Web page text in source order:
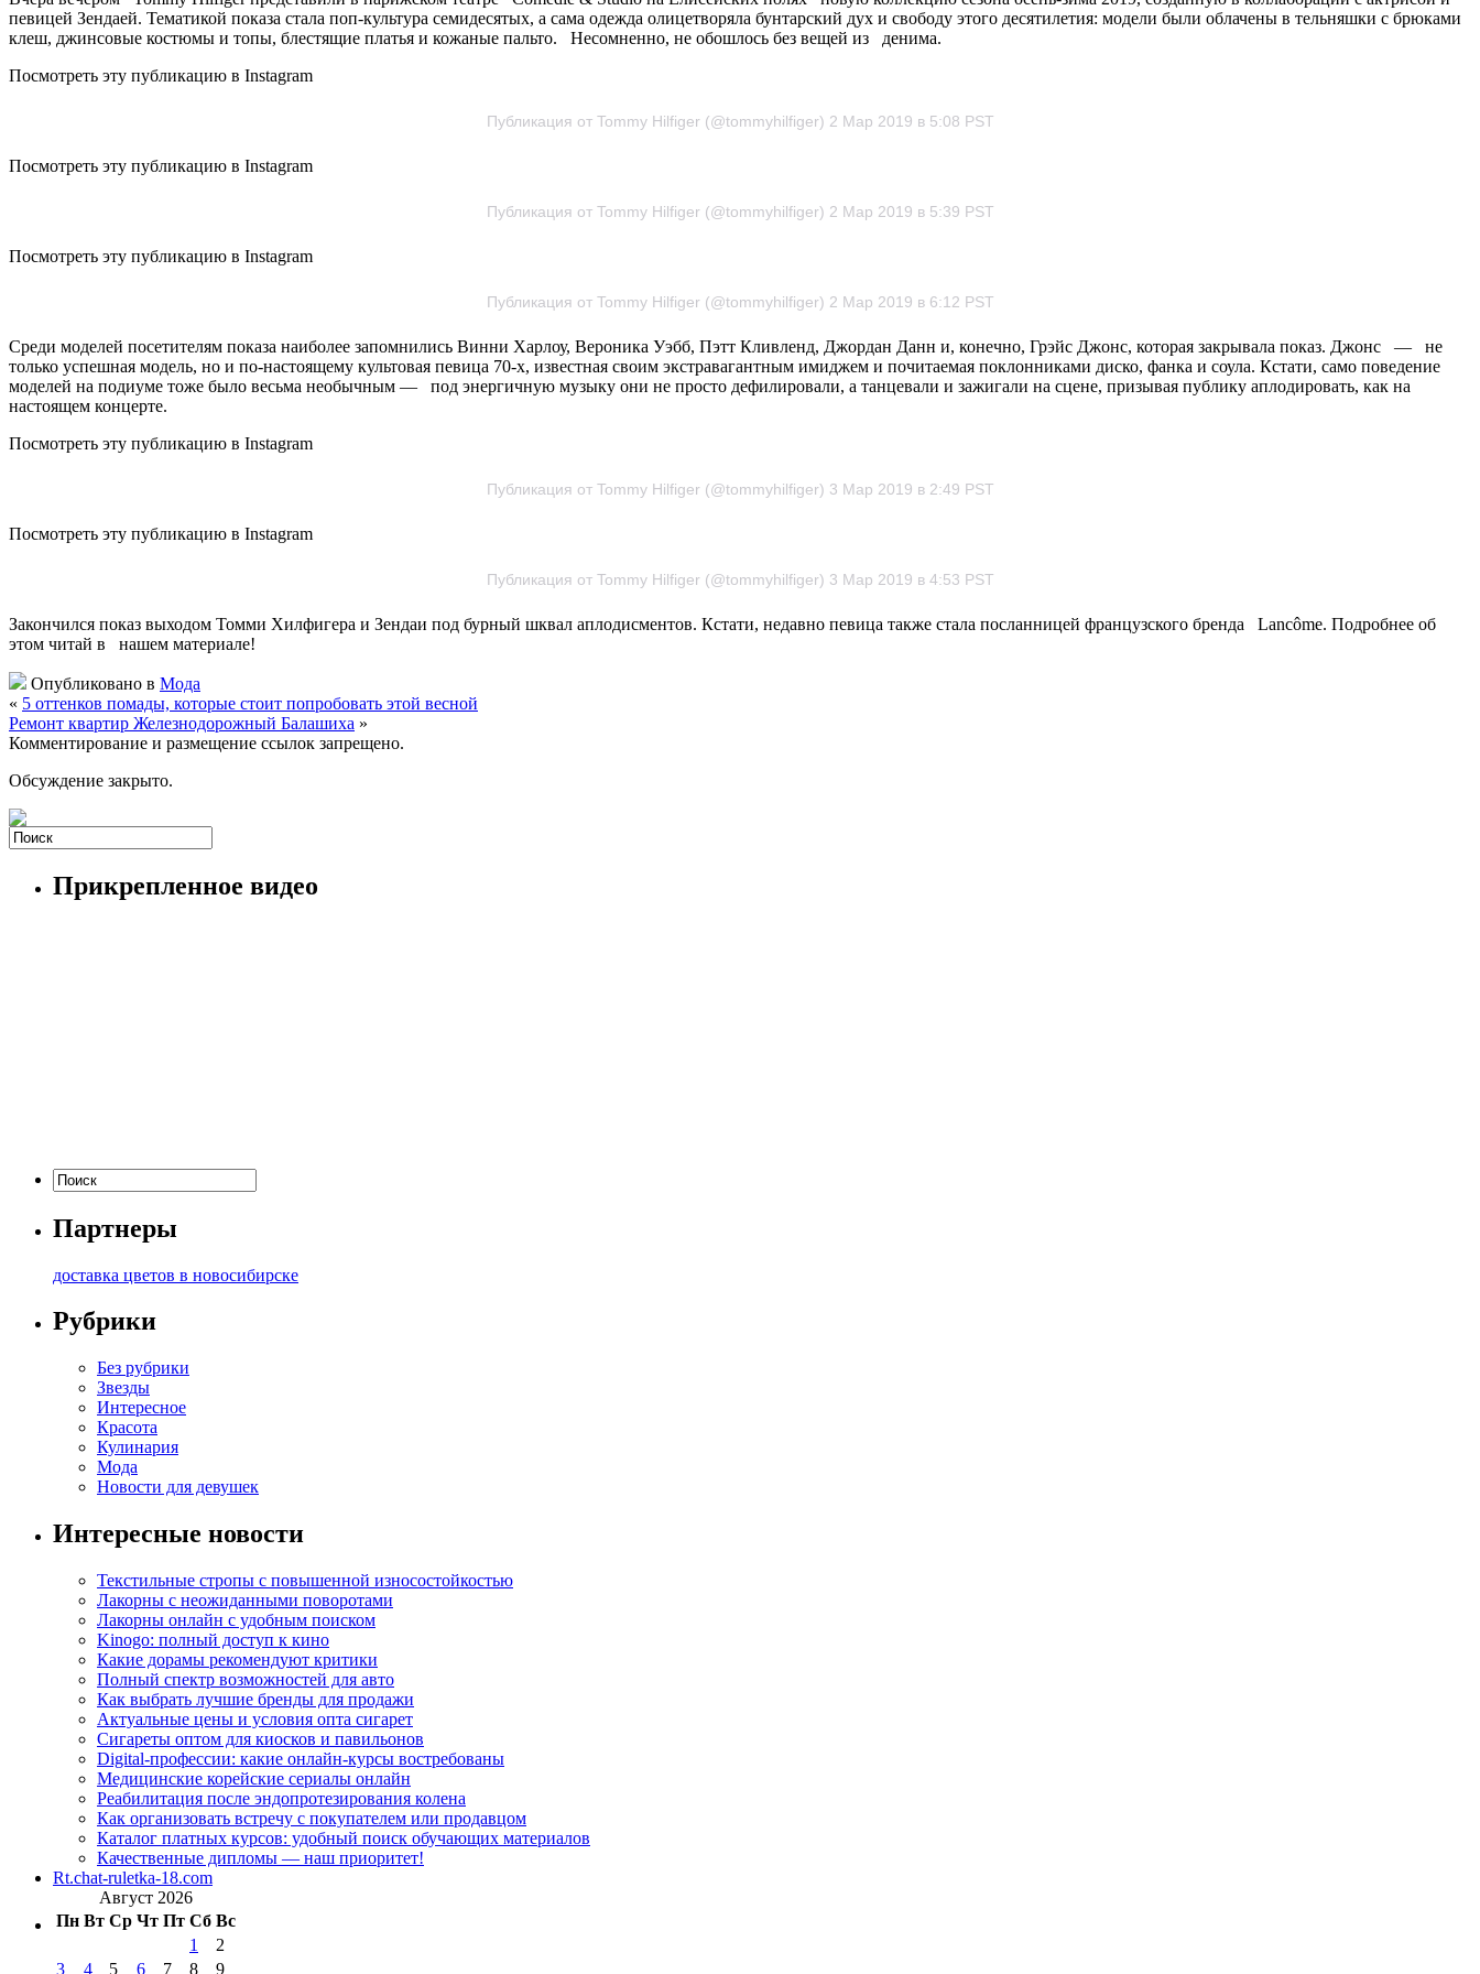
певицей Зендаей. Тематикой показа стала поп-культура семидесятых, а сама одежда олицетворяла бунтарский дух и свободу этого десятилетия: модели были облачены в тельняшки с брюками
клеш, джинсовые костюмы и топы, блестящие платья и кожаные пальто. Несомненно, не обошлось без вещей из денима.
Посмотреть эту публикацию в Instagram
Публикация от Tommy Hilfiger (@tommyhilfiger) 2 Мар 2019 в 5:08 PST
Посмотреть эту публикацию в Instagram
Публикация от Tommy Hilfiger (@tommyhilfiger) 2 Мар 2019 в 5:39 PST
Посмотреть эту публикацию в Instagram
Публикация от Tommy Hilfiger (@tommyhilfiger) 2 Мар 2019 в 6:12 PST
Среди моделей посетителям показа наиболее запомнились Винни Харлоу, Вероника Уэбб, Пэтт Кливленд, Джордан Данн и, конечно, Грэйс Джонс, которая закрывала показ. Джонс — не
только успешная модель, но и по-настоящему культовая певица 70-х, известная своим экстравагантным имиджем и почитаемая поклонниками диско, фанка и соула. Кстати, само поведение
моделей на подиуме тоже было весьма необычным — под энергичную музыку они не просто дефилировали, а танцевали и зажигали на сцене, призывая публику аплодировать, как на
настоящем концерте.
Посмотреть эту публикацию в Instagram
Публикация от Tommy Hilfiger (@tommyhilfiger) 3 Мар 2019 в 2:49 PST
Посмотреть эту публикацию в Instagram
Публикация от Tommy Hilfiger (@tommyhilfiger) 3 Мар 2019 в 4:53 PST
Закончился показ выходом Томми Хилфигера и Зендаи под бурный шквал аплодисментов. Кстати, недавно певица также стала посланницей французского бренда Lancôme. Подробнее об
этом читай в нашем материале!
Опубликовано в Мода
« 5 оттенков помады, которые стоит попробовать этой весной
Ремонт квартир Железнодорожный Балашиха »
Комментирование и размещение ссылок запрещено.
Обсуждение закрыто.
Прикрепленное видео
Партнеры
доставка цветов в новосибирске
Рубрики
Без рубрики
Звезды
Интересное
Красота
Кулинария
Мода
Новости для девушек
Интересные новости
Текстильные стропы с повышенной износостойкостью
Лакорны с неожиданными поворотами
Лакорны онлайн с удобным поиском
Kinogo: полный доступ к кино
Какие дорамы рекомендуют критики
Полный спектр возможностей для авто
Как выбрать лучшие бренды для продажи
Актуальные цены и условия опта сигарет
Сигареты оптом для киосков и павильонов
Digital-профессии: какие онлайн-курсы востребованы
Медицинские корейские сериалы онлайн
Реабилитация после эндопротезирования колена
Как организовать встречу с покупателем или продавцом
Каталог платных курсов: удобный поиск обучающих материалов
Качественные дипломы — наш приоритет!
Rt.chat-ruletka-18.com
Август 2026
Пн Вт Ср Чт Пт Сб Вс
1
2
3
4 5 6 7 8 9